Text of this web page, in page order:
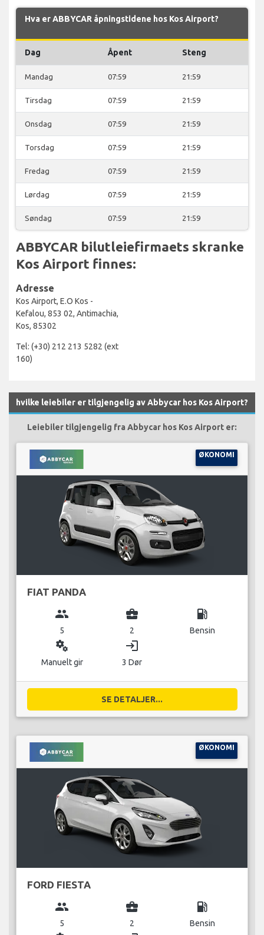
Hva er ABBYCAR åpningstidene hos Kos Airport?
Dag Åpent Steng
Mandag 07:59 21:59
Tirsdag 07:59 21:59
Onsdag 07:59 21:59
Torsdag 07:59 21:59
Fredag 07:59 21:59
Lørdag 07:59 21:59
Søndag 07:59 21:59
ABBYCAR bilutleiefirmaets skranke
Kos Airport finnes:
Adresse
Kos Airport, E.O Kos -
Kefalou, 853 02, Antimachia,
Kos, 85302
Tel: (+30) 212 213 5282 (ext
160)
hvilke leiebiler er tilgjengelig av Abbycar hos Kos Airport?
Leiebiler tilgjengelig fra Abbycar hos Kos Airport er:
ØKONOMI
FIAT PANDA
group
5
business_center
2
local_gas_station
Bensin
miscellaneous_services
Manuelt gir
login
3 Dør
SE DETALJER...
ØKONOMI
FORD FIESTA
group
5
business_center
2
local_gas_station
Bensin